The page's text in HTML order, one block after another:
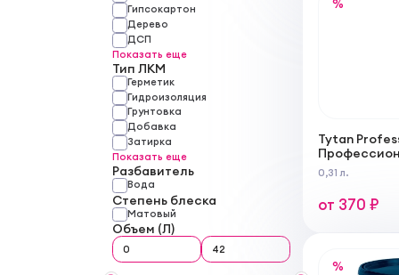
Гипсокартон
Дерево
ДСП
Показать еще
Тип ЛКМ
Герметик
Гидроизоляция
Грунтовка
Добавка
Затирка
Показать еще
Разбавитель
Вода
Степень блеска
Матовый
Объем (Л)
%
Tytan
акриловый
0,31 л.
от 370 ₽
%